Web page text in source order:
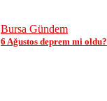
Bursa Gündem
6 Ağustos deprem mi oldu?